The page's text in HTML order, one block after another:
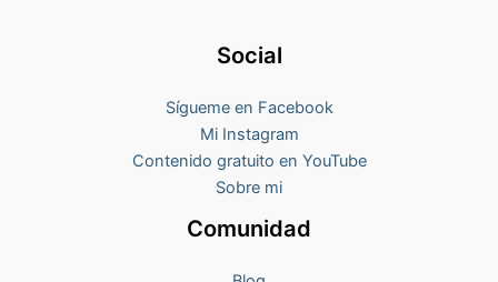
Social
Sígueme en Facebook
Mi Instagram
Contenido gratuito en YouTube
Sobre mi
Comunidad